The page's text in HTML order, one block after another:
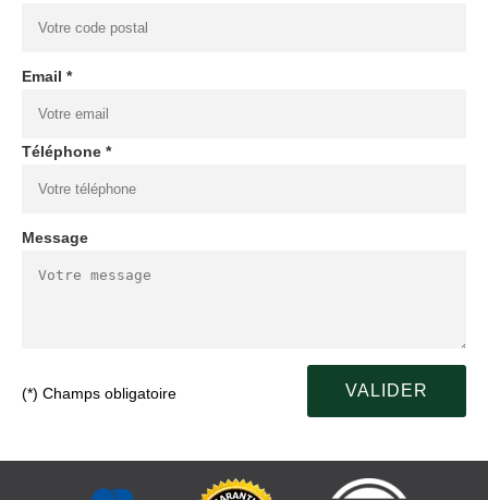
Email *
Téléphone *
Message
(*) Champs obligatoire